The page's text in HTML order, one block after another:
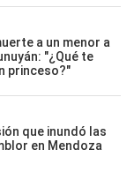
a un menor a
"¿Qué te
princeso?"
que inundó las
en Mendoza